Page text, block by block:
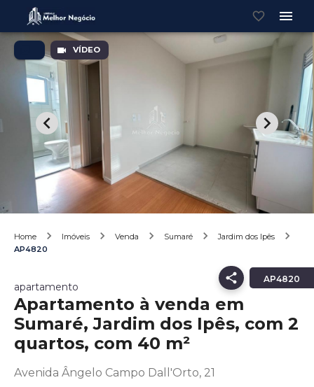
VÍDEO
Home Imóveis Venda Sumaré
Jardim dos Ipês
AP4820
AP4820
apartamento
Apartamento à venda em
Sumaré, Jardim dos Ipês, com 2
quartos, com 40 m²
Avenida Ângelo Campo Dall'Orto, 21